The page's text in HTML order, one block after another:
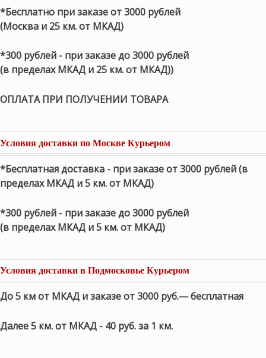
*Бесплатно при заказе от 3000 рублей
(Москва и 25 км. от МКАД)
*300 рублей - при заказе до 3000 рублей
(в пределах МКАД и 25 км. от МКАД))
ОПЛАТА ПРИ ПОЛУЧЕНИИ ТОВАРА
Условия доставки по Москве Курьером
*Бесплатная доставка - при заказе от 3000 рублей (в
пределах МКАД и 5 км. от МКАД)
*300 рублей - при заказе до 3000 рублей
(в пределах МКАД и 5 км. от МКАД)
Условия доставки в Подмосковье Курьером
До 5 км от МКАД и заказе от 3000 руб.— бесплатная
Далее 5 км. от МКАД - 40 руб. за 1 км.